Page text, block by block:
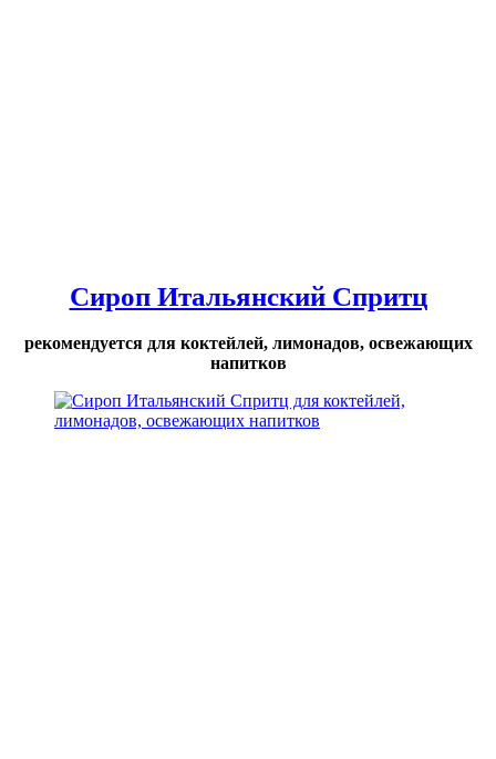
Сироп Итальянский Спритц
рекомендуется для коктейлей, лимонадов, освежающих
напитков